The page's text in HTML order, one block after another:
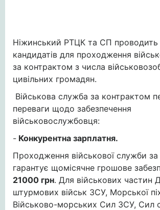
Ніжинський РТЦК та СП проводить
кандидатів для проходження
за контрактом з числа
цивільних громадян.
Військова служба за контрактом
переваги щодо забезпечення
військовослужбовця:
- Конкурентна зарплатня.
Проходження військової служби
гарантує щомісячне грошове
21000 грн. Для військових частин
штурмових військ ЗСУ, Морської
Військово-морських Сил ЗСУ, Сил